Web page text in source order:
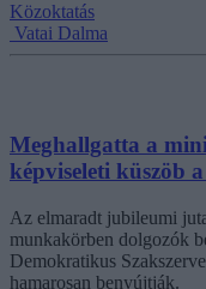
Közoktatás
Vatai Dalma
Meghallgatta a
képviseleti küszöb
Az elmaradt jubileumi
munkakörben dolgozók
Demokratikus
hamarosan benyújtják.